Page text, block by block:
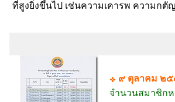
ที่สูงยิ่งขึ้นไป เช่นความเคารพ ความก
๙ ตุลาคม ๒
จำนวนสมาชิก